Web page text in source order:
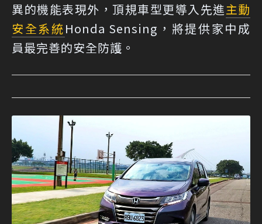
異的機能表現外，頂規車型更導入先進主動
安全系統Honda Sensing，將提供家中成
員最完善的安全防護。